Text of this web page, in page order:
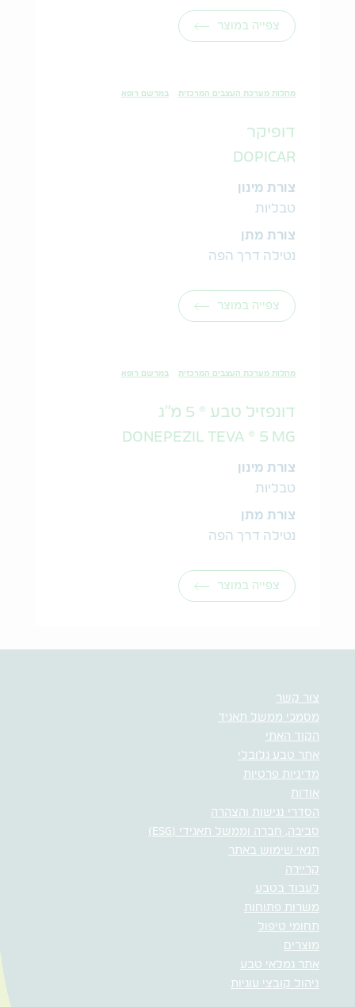
צפייה במוצר
מחלות מערכת העצבים המרכזית במרשם רופא
דופיקר
DOPICAR
צורת מינון
טבליות
צורת מתן
נטילה דרך הפה
צפייה במוצר
מחלות מערכת העצבים המרכזית במרשם רופא
דונפזיל טבע ® 5 מ"ג
DONEPEZIL TEVA ® 5 MG
צורת מינון
טבליות
צורת מתן
נטילה דרך הפה
צפייה במוצר
צור קשר
מסמכי ממשל תאגיד
הקוד האתי
אתר טבע גלובלי
מדיניות פרטיות
אודות
הסדרי נגישות והצהרה
סביבה, חברה וממשל תאגידי (ESG)
תנאי שימוש באתר
קריירה
לעבוד בטבע
משרות פתוחות
תחומי טיפול
מוצרים
אתר גמלאי טבע
ניהול קובצי עוגיות